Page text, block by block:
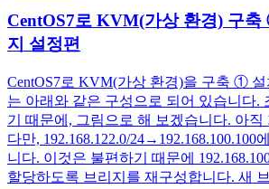
CentOS7로 KVM(가상 환경) 구
지 설정편
CentOS7로 KVM(가상 환경)을 구축 ① 설
는 아래와 같은 구성으로 되어 있습니다.
기 때문에, 그림으로 해 보겠습니다. 아직
다만, 192.168.122.0/24→192.168.100.100
니다. 이것은 불편하기 때문에
할당하도록 브리지를 재구성합니다. 새